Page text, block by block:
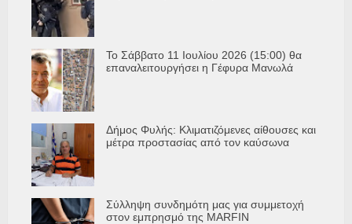
Το Σάββατο 11 Ιουλίου 2026 (15:00) θα
επαναλειτουργήσει η Γέφυρα Μανωλά
Δήμος Φυλής: Κλιματιζόμενες αίθουσες και
μέτρα προστασίας από τον καύσωνα
Σύλληψη συνδημότη μας για συμμετοχή
στον εμπρησμό της MARFIN